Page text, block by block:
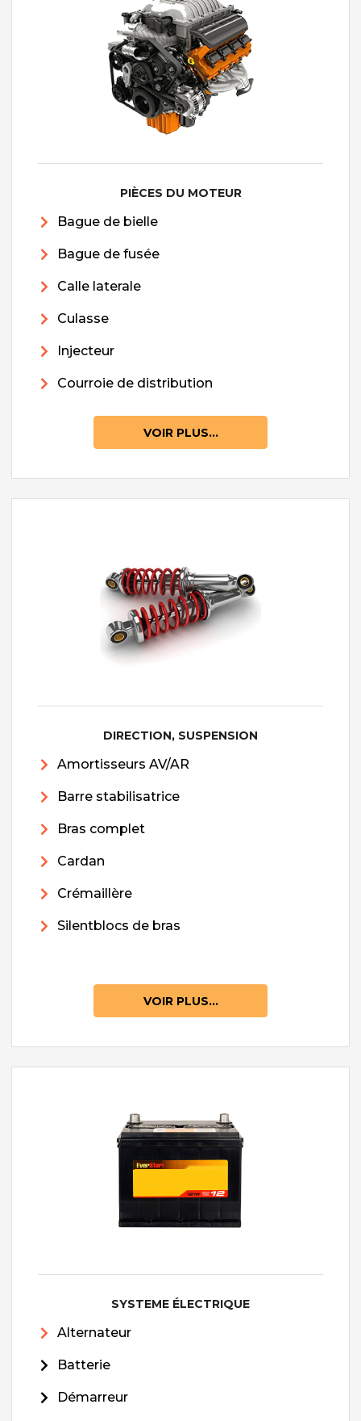
PIÈCES DU MOTEUR
Bague de bielle
Bague de fusée
Calle laterale
Culasse
Injecteur
Courroie de distribution
VOIR PLUS...
DIRECTION, SUSPENSION
Amortisseurs AV/AR
Barre stabilisatrice
Bras complet
Cardan
Crémaillère
Silentblocs de bras
VOIR PLUS...
SYSTEME ÉLECTRIQUE
Alternateur
Batterie
Démarreur